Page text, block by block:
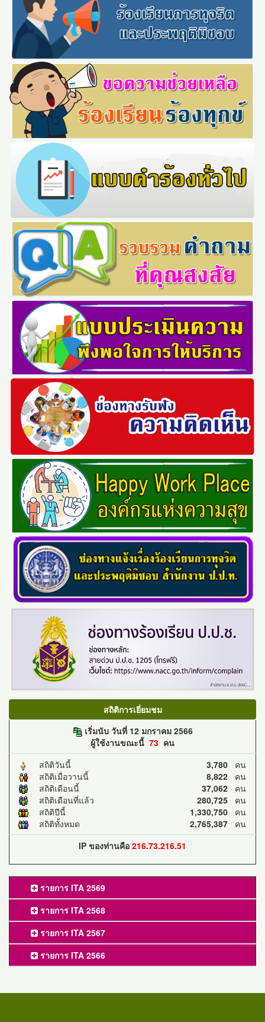
สถิติการเยี่ยมชม
เริ่มนับ วันที่ 12 มกราคม 2566
ผู้ใช้งานขณะนี้ 73 คน
สถิติวันนี้
3,780 คน
สถิติเมื่อวานนี้
8,822 คน
สถิติเดือนนี้
37,062 คน
สถิติเดือนที่แล้ว
280,725 คน
สถิติปีนี้
1,330,750 คน
สถิติทั้งหมด
2,765,387 คน
IP ของท่านคือ 216.73.216.51
รายการ ITA 2569
รายการ ITA 2568
รายการ ITA 2567
รายการ ITA 2566